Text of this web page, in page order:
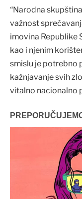
“Narodna
važnost
imovina Republike
kao i njenim
smislu je potrebno
kažnjavanje svih
vitalno nacionalno